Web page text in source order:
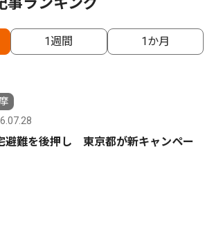
1週間 1か月
避難を後押し 東京都が新キャンペー